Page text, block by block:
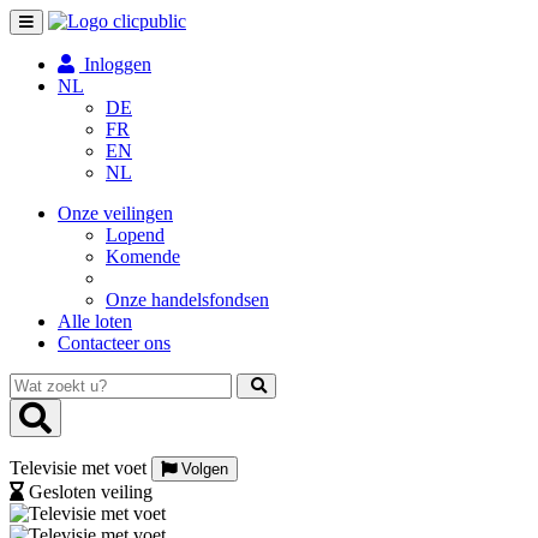
Toggle
navigation
Inloggen
NL
DE
FR
EN
NL
Onze veilingen
Lopend
Komende
Onze handelsfondsen
Alle loten
Contacteer ons
Wat
zoekt
u?
Televisie met voet Volgen
Gesloten veiling